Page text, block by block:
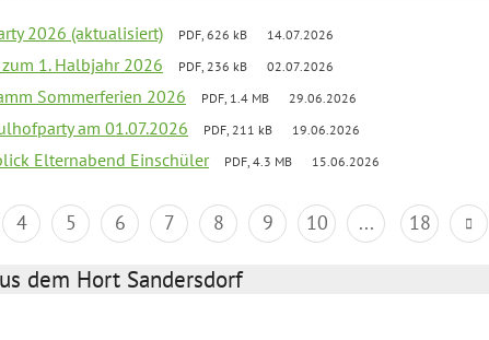
2026 (aktualisiert) PDF, 626 kB 14.07.2026
1. Halbjahr 2026 PDF, 236 kB 02.07.2026
Sommerferien 2026 PDF, 1.4 MB 29.06.2026
am 01.07.2026 PDF, 211 kB 19.06.2026
Elternabend Einschüler PDF, 4.3 MB 15.06.2026
4 5 6 7 8 9 10 ... 18
dem Hort Sandersdorf